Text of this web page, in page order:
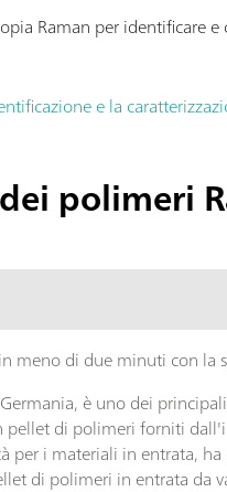
Raman per identificare
e la
polimeri
meno di due minuti con la
è uno dei
di polimeri forniti
i materiali in entrata,
di polimeri in entrata